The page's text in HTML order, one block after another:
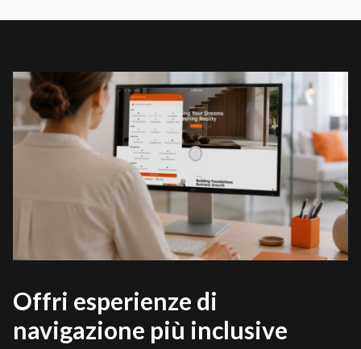
Offri esperienze di
navigazione più inclusive